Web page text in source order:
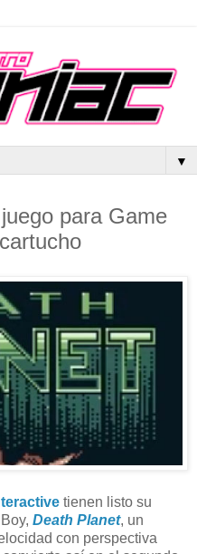
▼
para Game
tienen listo su
Death Planet, un
con perspectiva